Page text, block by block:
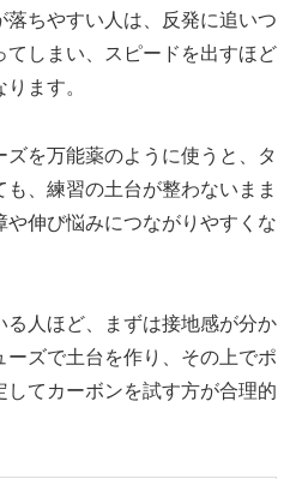
落ちやすい人は、反発に追いつ
てしまい、スピードを出すほど
ます。
ズを万能薬のように使うと、タ
、練習の土台が整わないまま
伸び悩みにつながりやすくな
る人ほど、まずは接地感が分か
ーズで土台を作り、その上でポ
てカーボンを試す方が合理的